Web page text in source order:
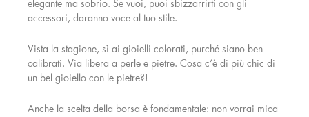
elegante ma sobrio. Se vuoi, puoi sbizzarrirti con gli
accessori, daranno voce al tuo stile.
Vista la stagione, sì ai gioielli colorati, purché siano ben
calibrati. Via libera a perle e pietre. Cosa c’è di più chic di
un bel gioiello con le pietre?!
Anche la scelta della borsa è fondamentale: non vorrai mica